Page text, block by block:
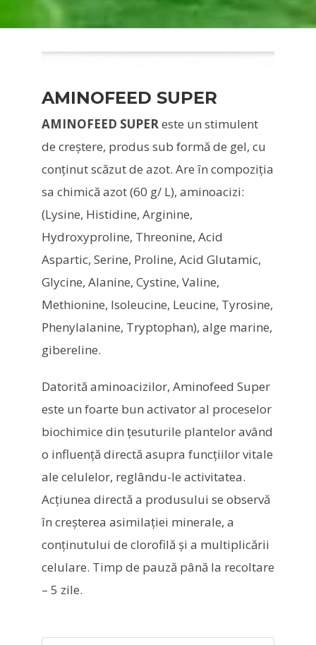
AMINOFEED SUPER
AMINOFEED SUPEReste un stimulent
de creştere, produs sub formă de gel, cu
conţinut scăzut de azot. Are în compoziţia
sa chimică azot (60 g/ L), aminoacizi:
(Lysine, Histidine, Arginine,
Hydroxyproline, Threonine, Acid
Aspartic, Serine, Proline, Acid Glutamic,
Glycine, Alanine, Cystine, Valine,
Methionine, Isoleucine, Leucine, Tyrosine,
Phenylalanine, Tryptophan), alge marine,
gibereline.
Datorită aminoacizilor, Aminofeed Super
este un foarte bun activator al proceselor
biochimice din ţesuturile plantelor având
o influenţă directă asupra funcţiilor vitale
ale celulelor, reglându-le activitatea.
Acţiunea directă a produsului se observă
în creşterea asimilaţiei minerale, a
conţinutului de clorofilă şi a multiplicării
celulare. Timp de pauză până la recoltare
– 5 zile.